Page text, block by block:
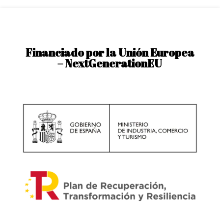
Financiado por la Unión Europea
– NextGenerationEU